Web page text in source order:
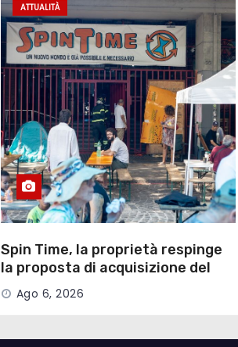
ATTUALITÀ
Spin Time, la proprietà respinge
la proposta di acquisizione del
Campidoglio
Ago 6, 2026